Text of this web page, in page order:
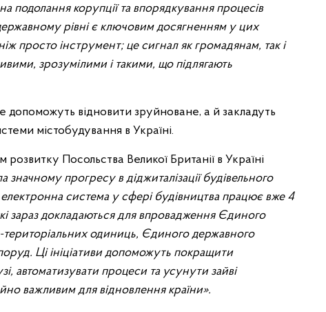
подолання корупції та впорядкування процесів
рівні є ключовим досягненням у цих
просто інструмент; це сигнал як громадянам, так і
зрозумілими і такими, що підлягають
допоможуть відновити зруйноване, а й закладуть
містобудування в Україні.
Посольства Великої Британії в Україні
прогресу в діджиталізації будівельного
система у сфері будівництва працює вже 4
зараз докладаються для впровадження Єдиного
одиниць, Єдиного державного
Ці ініціативи допоможуть покращити
автоматизувати процеси та усунути зайві
важливим для відновлення країни».